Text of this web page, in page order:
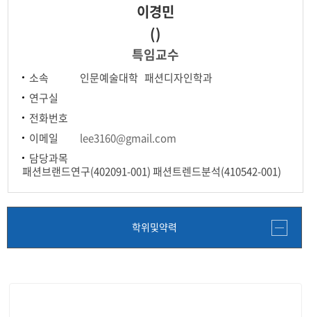
이경민
()
특임교수
소속
인문예술대학 패션디자인학과
연구실
전화번호
이메일
lee3160@gmail.com
담당과목
패션브랜드연구(402091-001) 패션트렌드분석(410542-001)
학위및약력